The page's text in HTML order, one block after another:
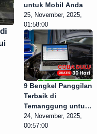
untuk Mobil Anda
25, November, 2025,
01:58:00
9 Bengkel Panggilan
Terbaik di
Temanggung untuk
Anda Coba!
24, November, 2025,
00:57:00